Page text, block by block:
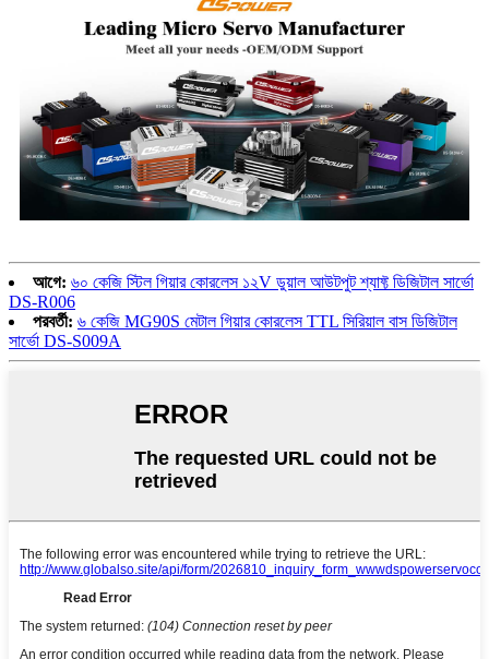
আগে: ৬০ কেজি স্টিল গিয়ার কোরলেস ১২V ডুয়াল আউটপুট শ্যাফ্ট ডিজিটাল সার্ভো
DS-R006
পরবর্তী: ৬ কেজি MG90S মেটাল গিয়ার কোরলেস TTL সিরিয়াল বাস ডিজিটাল
সার্ভো DS-S009A